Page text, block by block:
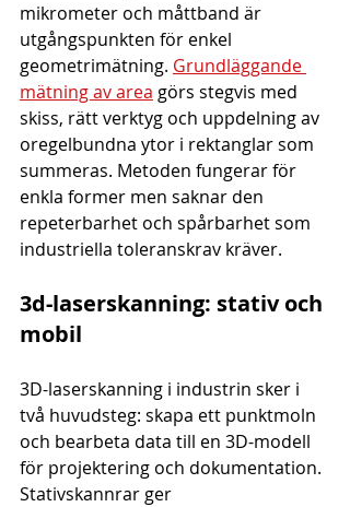
mikrometer och måttband är
utgångspunkten för enkel
geometrimätning. Grundläggande
mätning av area görs stegvis med
skiss, rätt verktyg och uppdelning av
oregelbundna ytor i rektanglar som
summeras. Metoden fungerar för
enkla former men saknar den
repeterbarhet och spårbarhet som
industriella toleranskrav kräver.
3d-laserskanning: stativ och
mobil
3D-laserskanning i industrin sker i
två huvudsteg: skapa ett punktmoln
och bearbeta data till en 3D-modell
för projektering och dokumentation.
Stativskannrar ger